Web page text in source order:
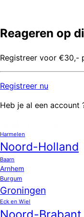
Reageren op
Registreer voor €30,-
Registreer nu
Heb je al een account
Harmelen
Noord-Holland
Baarn
Arnhem
Burgum
Groningen
Eck en Wiel